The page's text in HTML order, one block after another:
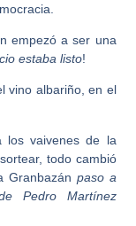
empezó a ser una
estaba listo!
vino albariño, en el
los vaivenes de la
todo cambió
Granbazán paso a
Pedro Martínez